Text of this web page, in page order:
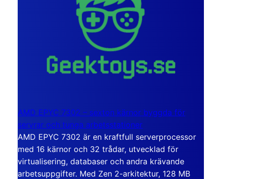
AMD EPYC 7302 – sexton kärnor byggda för
servrar och tunga arbetsstationer
AMD EPYC 7302 är en kraftfull serverprocessor
med 16 kärnor och 32 trådar, utvecklad för
virtualisering, databaser och andra krävande
arbetsuppgifter. Med Zen 2-arkitektur, 128 MB